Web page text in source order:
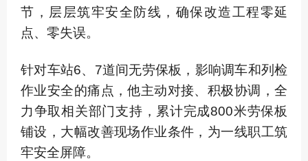
节，层层筑牢安全防线，确保改造工程零延
点、零失误。
针对车站6、7道间无劳保板，影响调车和列检
作业安全的痛点，他主动对接、积极协调，全
力争取相关部门支持，累计完成800米劳保板
铺设，大幅改善现场作业条件，为一线职工筑
牢安全屏障。